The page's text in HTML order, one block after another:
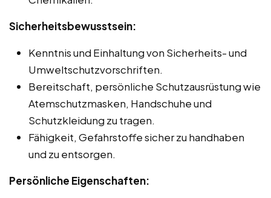
Sicherheitsbewusstsein:
Kenntnis und Einhaltung von Sicherheits- und
Umweltschutzvorschriften.
Bereitschaft, persönliche Schutzausrüstung wie
Atemschutzmasken, Handschuhe und
Schutzkleidung zu tragen.
Fähigkeit, Gefahrstoffe sicher zu handhaben
und zu entsorgen.
Persönliche Eigenschaften: